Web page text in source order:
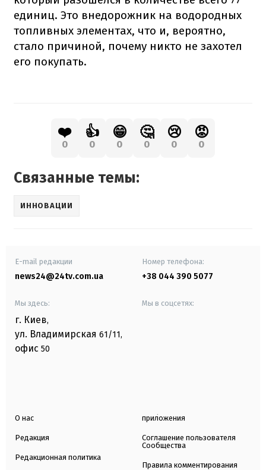
единиц. Это внедорожник на водородных
топливных элементах, что и, вероятно,
стало причиной, почему никто не захотел
его покупать.
❤️
0
👍
0
😁
0
🤔
0
😢
0
😡
0
Связанные темы:
ИННОВАЦИИ
E-mail редакции
news24@24tv.com.ua
Номер телефона:
+38 044 390 5077
Мы здесь:
г. Киев,
ул. Владимирская 61/11,
офис 50
Мы в соцсетях:
О нас
Редакция
Редакционная политика
приложения
Соглашение пользователя
Сообщества
Правила комментирования